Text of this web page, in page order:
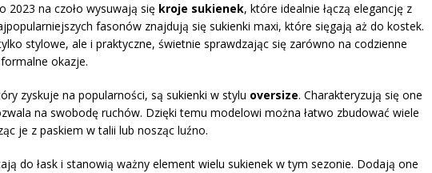
2023 na czoło wysuwają się kroje sukienek, które idealnie łączą elegancję z
fasonów znajdują się sukienki maxi, które sięgają aż do kostek.
stylowe, ale i praktyczne, świetnie sprawdzając się zarówno na codzienne
okazje.
zyskuje na popularności, są sukienki w stylu oversize. Charakteryzują się one
na swobodę ruchów. Dzięki temu modelowi można łatwo zbudować wiele
je z paskiem w talii lub nosząc luźno.
do łask i stanowią ważny element wielu sukienek w tym sezonie. Dodają one